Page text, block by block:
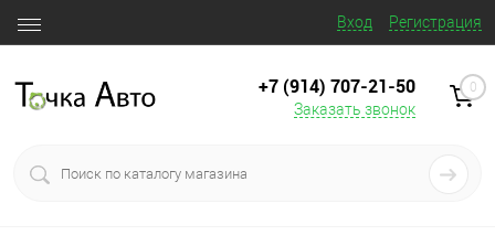
Вход Регистрация
+7 (914) 707‒21‒50
Заказать звонок
0